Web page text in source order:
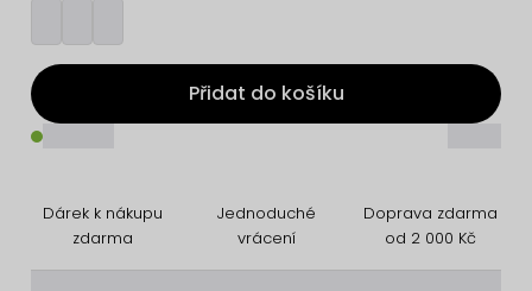
Přidat do košíku
Dárek k nákupu
zdarma
Jednoduché
vrácení
Doprava zdarma
od 2 000 Kč